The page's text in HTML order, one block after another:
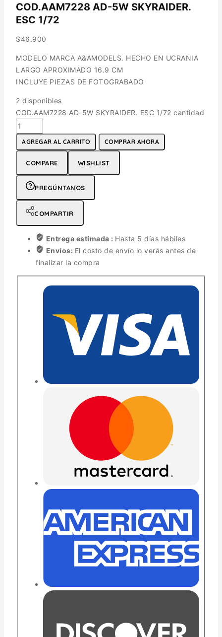
COD.AAM7228 AD-5W SKYRAIDER.
ESC 1/72
$46.900
MODELO MARCA A&AMODELS. HECHO EN UCRANIA
LARGO APROXIMADO 16.9 CM
INCLUYE PIEZAS DE FOTOGRABADO
2 disponibles
COD.AAM7228 AD-5W SKYRAIDER. ESC 1/72 cantidad
AGREGAR AL CARRITO COMPRAR AHORA
COMPARE WISHLIST
PREGÚNTANOS
COMPARTIR
Entrega estimada : Hasta 5 días hábiles
Envíos: El costo de envío lo verás antes de
finalizar la compra